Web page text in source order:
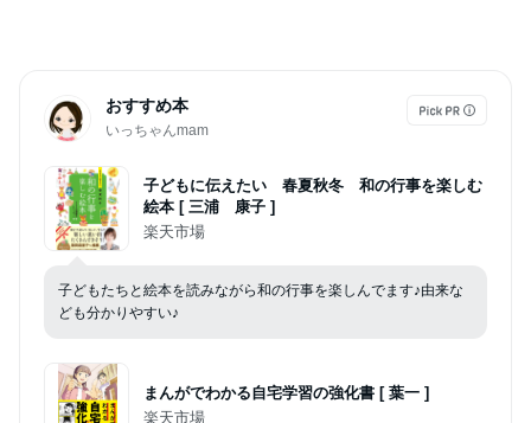
おすすめ本
いっちゃんmam
子どもに伝えたい 春夏秋冬 和の行事を楽しむ
絵本 [ 三浦 康子 ]
楽天市場
子どもたちと絵本を読みながら和の行事を楽しんでます♪由来な
ども分かりやすい♪
まんがでわかる自宅学習の強化書 [ 葉一 ]
楽天市場